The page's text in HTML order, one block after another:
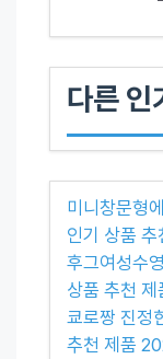
다른 인
미니창문형
인기 상품
후그여성수
상품 추천
쿄로짱 진정
추천 제품